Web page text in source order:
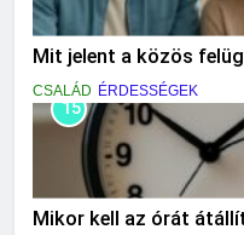
Mit jelent a közös
CSALÁD ÉRDESSÉGEK
15
Mikor kell az órát